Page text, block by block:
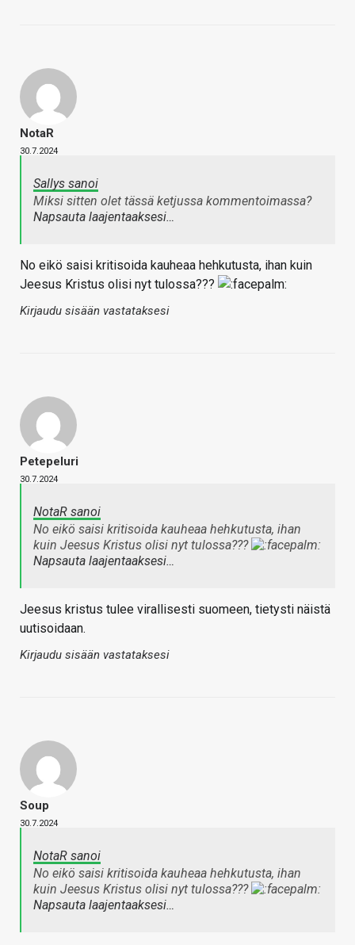
NotaR
30.7.2024
Sallys sanoi
Miksi sitten olet tässä ketjussa kommentoimassa?
Napsauta laajentaaksesi…
No eikö saisi kritisoida kauheaa hehkutusta, ihan kuin
Jeesus Kristus olisi nyt tulossa???
Kirjaudu sisään vastataksesi
Petepeluri
30.7.2024
NotaR sanoi
No eikö saisi kritisoida kauheaa hehkutusta, ihan
kuin Jeesus Kristus olisi nyt tulossa???
Napsauta laajentaaksesi…
Jeesus kristus tulee virallisesti suomeen, tietysti näistä
uutisoidaan.
Kirjaudu sisään vastataksesi
Soup
30.7.2024
NotaR sanoi
No eikö saisi kritisoida kauheaa hehkutusta, ihan
kuin Jeesus Kristus olisi nyt tulossa???
Napsauta laajentaaksesi…